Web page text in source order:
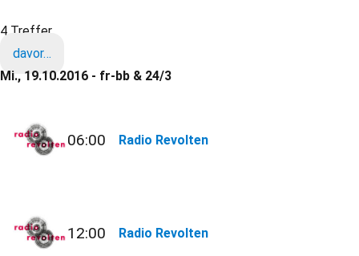
4 Treffer
davor…
Mi., 19.10.2016 - fr-bb & 24/3
06:00 Radio Revolten
12:00 Radio Revolten